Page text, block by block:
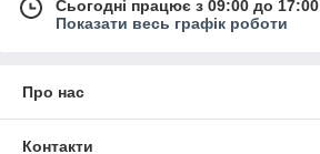
Сьогодні працює з 09:00 до 17:00
Показати весь графік роботи
Про нас
Контакти